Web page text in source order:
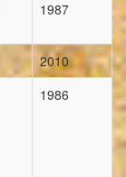
1987
2010
1986